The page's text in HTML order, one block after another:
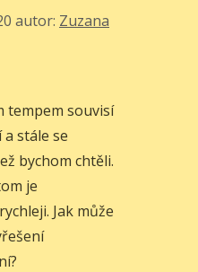
společného
autor: Zuzana
tempem souvisí
stále se
bychom chtěli.
je
Jak může